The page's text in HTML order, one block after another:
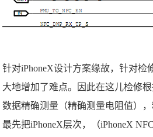
针对iPhoneX设计方案缘故，针对检
大地增加了难点。因此在这儿检修
数据精确测量（精确测量电阻值）
最先把iPhoneX层次，（iPhoneX